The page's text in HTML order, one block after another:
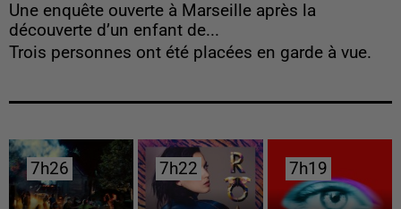
Une enquête ouverte à Marseille après la
découverte d’un enfant de...
Trois personnes ont été placées en garde à vue.
7h26
7h26 7h22
7h22 7h19
7h19